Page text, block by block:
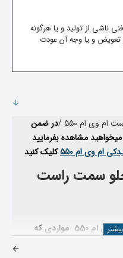
ناشی از تولید و یا هرگونه
تعویض و یا وجه آن عودت
وی ام 550 /
در ضمن
لوازم یدکی ام وی ام 550 را میخواهید مشاهده بفرمایید
ام وی ام 550 کلیک کنید
سمت راست
ام وی ام 550 مواردی که